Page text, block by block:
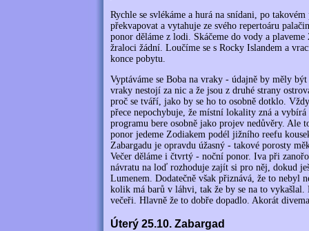
Rychle se svlékáme a hurá na snídani, po
překvapovat a vytahuje ze svého repertoáru
ponor děláme z lodi. Skáčeme do vody a
žraloci žádní. Loučíme se s Rocky Islandem a
konce pobytu.
Vyptáváme se Boba na vraky - údajně by měly
vraky nestojí za nic a že jsou z druhé strany
proč se tváří, jako by se ho to osobně dotklo.
přece nepochybuje, že místní lokality zná a
programu bere osobně jako projev nedůvěry.
ponor jedeme Zodiakem podél jižního reefu
Zabargadu je opravdu úžasný - takové porosty
Večer děláme i čtvrtý - noční ponor. Iva při
návratu na loď rozhoduje zajít si pro něj, dokud
Lumenem. Dodatečně však přiznává, že to nebyl
kolik má barů v láhvi, tak že by se na to
večeři. Hlavně že to dobře dopadlo. Akorát
Úterý 25.10. Zabargad